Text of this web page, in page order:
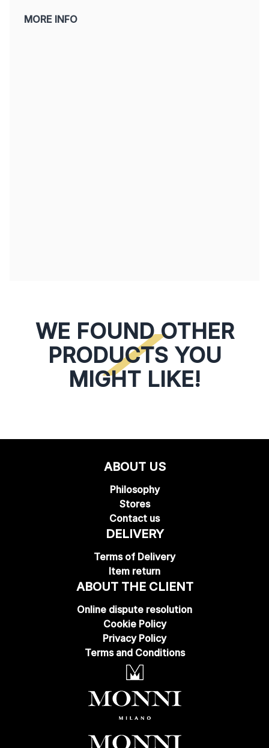
MORE INFO
WE FOUND OTHER
PRODUCTS YOU
MIGHT LIKE!
ABOUT US
Philosophy
Stores
Contact us
DELIVERY
Terms of Delivery
Item return
ABOUT THE CLIENT
Online dispute resolution
Cookie Policy
Privacy Policy
Terms and Conditions